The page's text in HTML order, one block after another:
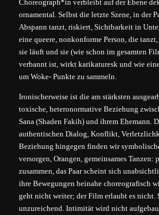
Choreograph*in verbleibt auf der Ebene
ornamental. Selbst die letzte Szene, in der
Abspann tanzt, riskiert, Sichtbarkeit in
eine queere, nonkonforme Person, die
sie läuft und sie (wie schon im gesamten
verbannt ist, wirkt karikaturesk und wie
um Woke- Punkte zu sammeln.
Ironischerweise ist die am stärksten
toxische, heteronormative Beziehung
Sana (Shaden Fakih) und ihrem Ehemann.
authentischen Dialog, Konflikt,
Beziehung hingegen finden wir
versorgen, Orangen, gemeinsames Tanzen:
zusammen, das Paar scheint sich
ihre Bewegungen beinahe choreografisch
geht nicht weiter; der Film erlaubt es nicht.
unzureichend. Intimität wird nicht